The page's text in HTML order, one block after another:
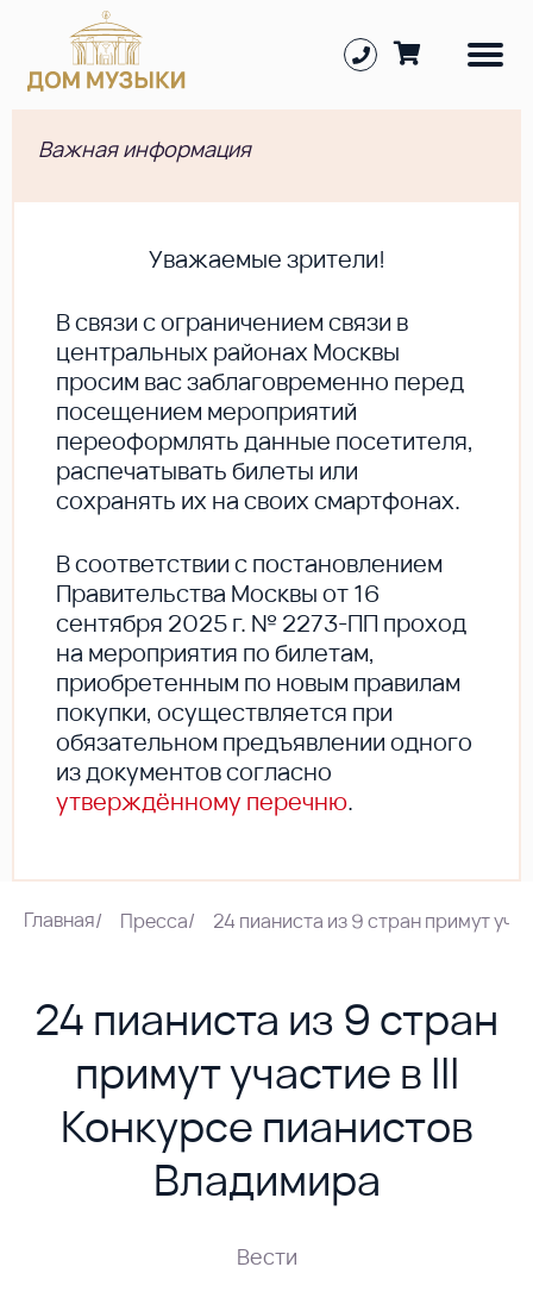
Важная информация
Уважаемые зрители!
В cвязи с ограничением связи в
центральных районах Москвы
просим вас заблаговременно перед
посещением мероприятий
переоформлять данные посетителя,
распечатывать билеты или
сохранять их на своих смартфонах.
В соответствии с постановлением
Правительства Москвы от 16
сентября 2025 г. № 2273-ПП проход
на мероприятия по билетам,
приобретенным по новым правилам
покупки, осуществляется при
обязательном предъявлении одного
из документов согласно
утверждённому перечню.
Главная/ Пресса/ 24 пианиста из 9 стран примут
24 пианиста из 9 стран
примут участие в III
Конкурсе пианистов
Владимира
Вести